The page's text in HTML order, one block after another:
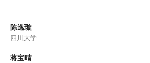
陈逸璇
四川大学
蒋宝晴